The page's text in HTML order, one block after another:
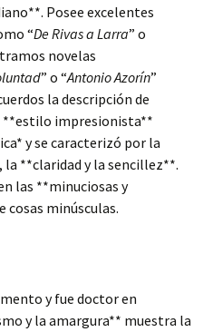
Posee excelentes
“De Rivas a Larra” o
novelas
” o “Antonio Azorín”
la descripción de
**estilo impresionista**
y se caracterizó por la
la **claridad y la sencillez**.
las **minuciosas y
cosas minúsculas.
y fue doctor en
y la amargura** muestra la